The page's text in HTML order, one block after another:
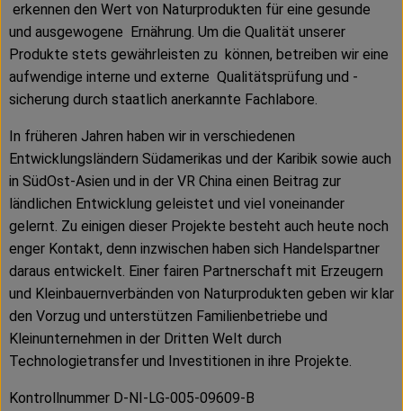
erkennen den Wert von Naturprodukten für eine gesunde
und ausgewogene Ernährung. Um die Qualität unserer
Produkte stets gewährleisten zu können, betreiben wir eine
aufwendige interne und externe Qualitätsprüfung und -
sicherung durch staatlich anerkannte Fachlabore.
In früheren Jahren haben wir in verschiedenen
Entwicklungsländern Südamerikas und der Karibik sowie auch
in SüdOst-Asien und in der VR China einen Beitrag zur
ländlichen Entwicklung geleistet und viel voneinander
gelernt. Zu einigen dieser Projekte besteht auch heute noch
enger Kontakt, denn inzwischen haben sich Handelspartner
daraus entwickelt. Einer fairen Partnerschaft mit Erzeugern
und Kleinbauernverbänden von Naturprodukten geben wir klar
den Vorzug und unterstützen Familienbetriebe und
Kleinunternehmen in der Dritten Welt durch
Technologietransfer und Investitionen in ihre Projekte.
Kontrollnummer D-NI-LG-005-09609-B